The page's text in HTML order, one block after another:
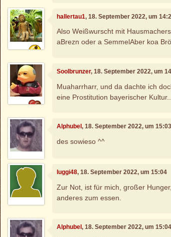
hallertau1, 18. September 2022, um
Also Weißwurscht mit
aBrezn oder a SemmelAber koa
Soolbrunzer, 18. September 2022, um
Muaharrharr, und da dachte ich
eine Prostitution bayerischer Kultur...
Alphubel, 18. September 2022, um 15:03
des sowieso ^^
luggi48, 18. September 2022, um 15:04
Zur Not, ist für mich, großer
anderes zum essen.
Alphubel, 18. September 2022, um 15:04